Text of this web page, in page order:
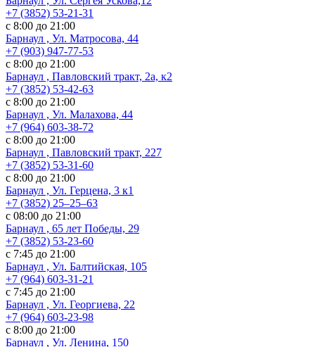
+7 (3852) 53-21-31
с 8:00 до 21:00
Барнаул , Ул. Матросова, 44
+7 (903) 947-77-53
с 8:00 до 21:00
Барнаул , Павловский тракт, 2а, к2
+7 (3852) 53-42-63
с 8:00 до 21:00
Барнаул , Ул. Малахова, 44
+7 (964) 603-38-72
с 8:00 до 21:00
Барнаул , Павловский тракт, 227
+7 (3852) 53-31-60
с 8:00 до 21:00
Барнаул , Ул. ​Герцена, 3 к1
+7 (3852) 25‒25‒63
с 08:00 до 21:00
Барнаул , 65 лет Победы, 29
+7 (3852) 53-23-60
с 7:45 до 21:00
Барнаул , Ул. Балтийская, 105
+7 (964) 603-31-21
с 7:45 до 21:00
Барнаул , Ул. Георгиева, 22
+7 (964) 603-23-98
с 8:00 до 21:00
Барнаул , Ул. Ленина, 150